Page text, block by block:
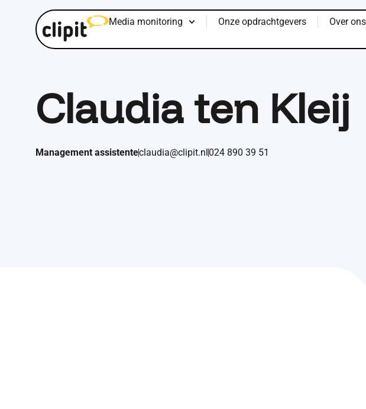
Media monitoring Onze opdrachtgevers Over ons
Claudia ten Kleij
Management assistenteclaudia@clipit.nl024 890 39 51
Regelen, organiseren, uitzoeken en vraagstukken oplossen; daar krijg ik energie
en geeft mij voldoening. Het werken bij Clipit is elke dag weer anders en dat
het voor mij nooit saai.
Over het algemeen werk ik op mijn thuiskantoor, maar als ik dan weer even op
van.